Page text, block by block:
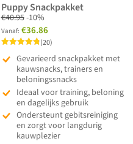
Puppy Snackpakket
€40.95-10%
Vanaf: €36.86
4.80
(20)
Gevarieerd snackpakket met
kauwsnacks, trainers en
beloningssnacks
Ideaal voor training, beloning
en dagelijks gebruik
Ondersteunt gebitsreiniging
en zorgt voor langdurig
kauwplezier